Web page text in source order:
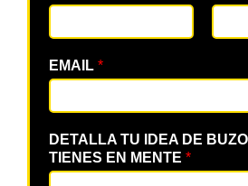
EMAIL *
DETALLA TU IDEA DE
TIENES EN MENTE *